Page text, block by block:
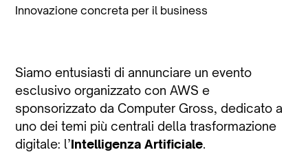
Innovazione concreta per il business
Siamo entusiasti di annunciare un evento
esclusivo organizzato con AWS e
sponsorizzato da Computer Gross, dedicato a
uno dei temi più centrali della trasformazione
digitale: l’Intelligenza Artificiale.